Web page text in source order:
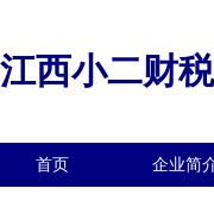
江西小二财
首页 企业简